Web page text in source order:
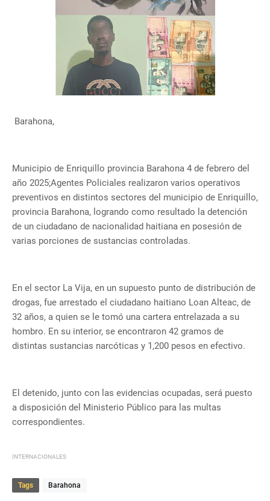
Barahona,
Municipio de Enriquillo provincia Barahona 4 de febrero del
año 2025;Agentes Policiales realizaron varios operativos
preventivos en distintos sectores del municipio de Enriquillo,
provincia Barahona, logrando como resultado la detención
de un ciudadano de nacionalidad haitiana en posesión de
varias porciones de sustancias controladas.
En el sector La Vija, en un supuesto punto de distribución de
drogas, fue arrestado el ciudadano haitiano Loan Alteac, de
32 años, a quien se le tomó una cartera entrelazada a su
hombro. En su interior, se encontraron 42 gramos de
distintas sustancias narcóticas y 1,200 pesos en efectivo.
El detenido, junto con las evidencias ocupadas, será puesto
a disposición del Ministerio Público para las multas
correspondientes.
INTERNACIONALES
Tags Barahona